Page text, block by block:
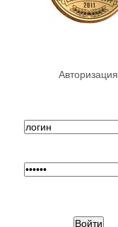
Авторизация